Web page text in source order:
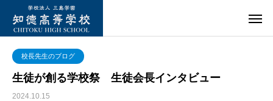
校長先生のブログ
生徒が創る学校祭 生徒会長インタビュー
2024.10.15